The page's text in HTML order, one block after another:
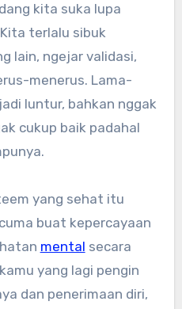
kita suka lupa
terlalu sibuk
lain, ngejar validasi,
menerus. Lama-
luntur, bahkan nggak
cukup baik padahal
yang sehat itu
buat kepercayaan
mental secara
yang lagi pengin
dan penerimaan diri,